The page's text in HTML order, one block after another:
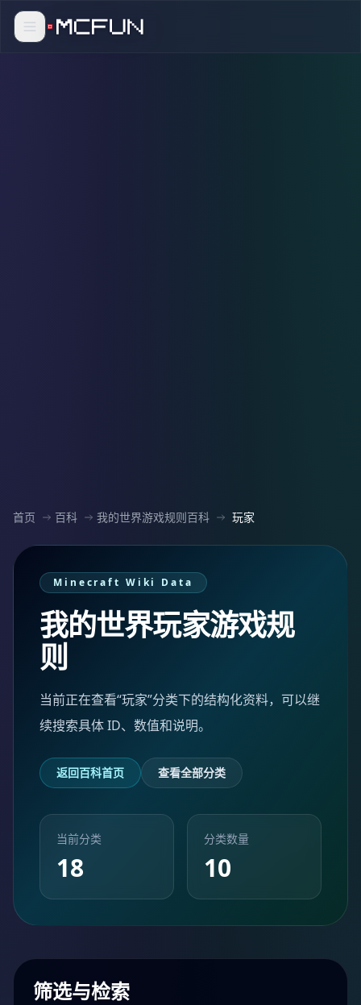
首页 百科 我的世界游戏规则百科 玩家
Minecraft Wiki Data
我的世界玩家游戏规
则
当前正在查看“玩家”分类下的结构化资料，可以继
续搜索具体 ID、数值和说明。
返回百科首页 查看全部分类
当前分类
18
分类数量
10
筛选与检索